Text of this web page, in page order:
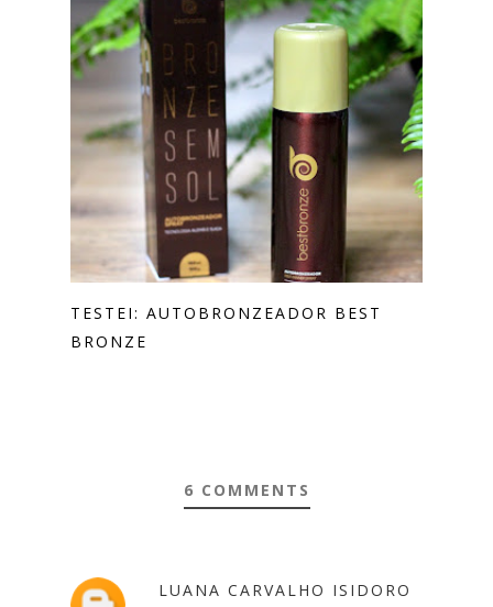
TESTEI: AUTOBRONZEADOR BEST
BRONZE
6 COMMENTS
LUANA CARVALHO ISIDORO